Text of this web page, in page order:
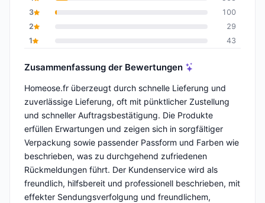
3
100
2
29
1
43
Zusammenfassung der Bewertungen
Homeose.fr überzeugt durch schnelle Lieferung und
zuverlässige Lieferung, oft mit pünktlicher Zustellung
und schneller Auftragsbestätigung. Die Produkte
erfüllen Erwartungen und zeigen sich in sorgfältiger
Verpackung sowie passender Passform und Farben wie
beschrieben, was zu durchgehend zufriedenen
Rückmeldungen führt. Der Kundenservice wird als
freundlich, hilfsbereit und professionell beschrieben, mit
effekter Sendungsverfolgung und freundlichem,